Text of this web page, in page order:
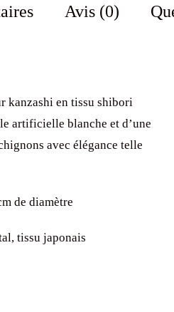
Avis (0)
kanzashi en tissu shibori
artificielle blanche et d’une
avec élégance telle
de diamètre
tissu japonais